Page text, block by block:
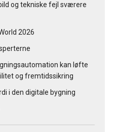
og tekniske fejl sværere
2026
kan løfte
og fremtidssikring
i den digitale bygning